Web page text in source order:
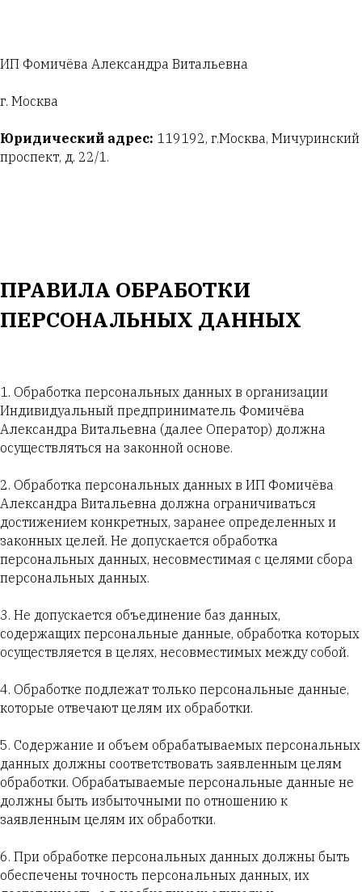
ИП Фомичёва Александра Витальевна
г. Москва
Юридический адрес: 119192, г.Москва, Мичуринский
проспект, д. 22/1.
ПРАВИЛА ОБРАБОТКИ
ПЕРСОНАЛЬНЫХ ДАННЫХ
1. Обработка персональных данных в организации
Индивидуальный предприниматель Фомичёва
Александра Витальевна (далее Оператор) должна
осуществляться на законной основе.
2. Обработка персональных данных в ИП Фомичёва
Александра Витальевна должна ограничиваться
достижением конкретных, заранее определенных и
законных целей. Не допускается обработка
персональных данных, несовместимая с целями сбора
персональных данных.
3. Не допускается объединение баз данных,
содержащих персональные данные, обработка которых
осуществляется в целях, несовместимых между собой.
4. Обработке подлежат только персональные данные,
которые отвечают целям их обработки.
5. Содержание и объем обрабатываемых персональных
данных должны соответствовать заявленным целям
обработки. Обрабатываемые персональные данные не
должны быть избыточными по отношению к
заявленным целям их обработки.
6. При обработке персональных данных должны быть
обеспечены точность персональных данных, их